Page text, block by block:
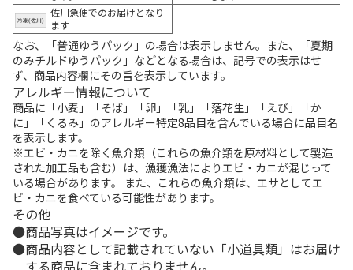
佐川急便でのお届けとなり
ます
なお、「普通ゆうパック」の場合は表示しません。また、「夏期
のみチルドゆうパック」などとなる場合は、記号での表示はせ
ず、商品内容欄にその旨を表示しています。
アレルギー情報について
商品に「小麦」「そば」「卵」「乳」「落花生」「えび」「か
に」「くるみ」のアレルギー特定8品目を含んでいる場合に品目名
を表示します。
※エビ・カニを除く魚介類（これらの魚介類を原材料として製造
された加工品も含む）は、漁獲漁法によりエビ・カニが混じって
いる場合があります。 また、これらの魚介類は、エサとしてエ
ビ・カニを食べている可能性があります。
その他
商品写真はイメージです。
商品内容として記載されていない「小道具類」はお届け
する商品に含まれておりません。